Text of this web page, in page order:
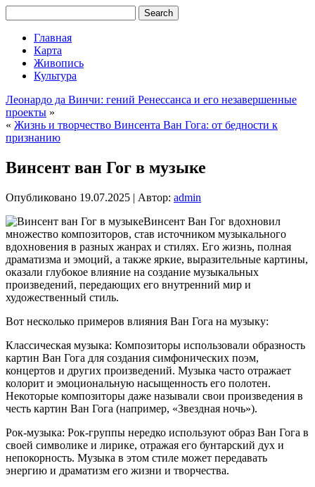
Главная
Карта
Живопись
Культура
Леонардо да Винчи: гений Ренессанса и его незавершенные
проекты »
« Жизнь и творчество Винсента Ван Гога: от бедности к
признанию
Винсент ван Гог в музыке
Опубликовано 19.07.2025 | Автор: admin
Винсент Ван Гог вдохновил
множество композиторов, став источником музыкального
вдохновения в разных жанрах и стилях. Его жизнь, полная
драматизма и эмоций, а также яркие, выразительные картины,
оказали глубокое влияние на создание музыкальных
произведений, передающих его внутренний мир и
художественный стиль.
Вот несколько примеров влияния Ван Гога на музыку:
Классическая музыка: Композиторы использовали образность
картин Ван Гога для создания симфонических поэм,
концертов и других произведений. Музыка часто отражает
колорит и эмоциональную насыщенность его полотен.
Некоторые композиторы даже называли свои произведения в
честь картин Ван Гога (например, «Звездная ночь»).
Рок-музыка: Рок-группы нередко используют образ Ван Гога в
своей символике и лирике, отражая его бунтарский дух и
непокорность. Музыка в этом стиле может передавать
энергию и драматизм его жизни и творчества.